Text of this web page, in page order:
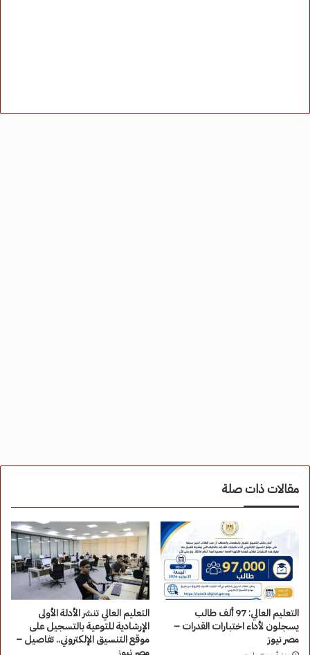
مقالات ذات صلة
التعليم العالي: 97 ألف طالب
يسجلون لأداء اختبارات القدرات –
مصر نيوز
التعليم العالي تنشر الأدلة الأولى
الإرشادية للتوعية بالتسجيل على
موقع التنسيق الإلكتروني.. تفاصيل –